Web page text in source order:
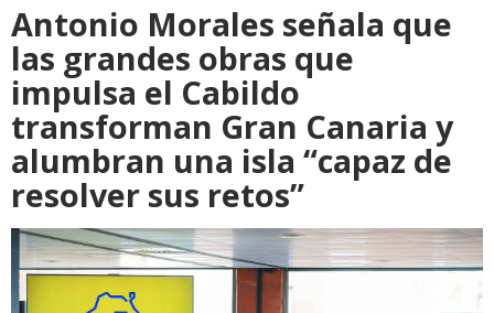
Antonio Morales señala que
las grandes obras que
impulsa el Cabildo
transforman Gran Canaria y
alumbran una isla “capaz de
resolver sus retos”